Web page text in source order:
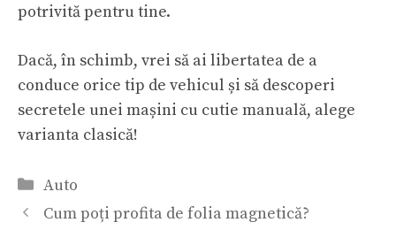
potrivită pentru tine.
Dacă, în schimb, vrei să ai libertatea de a
conduce orice tip de vehicul și să descoperi
secretele unei mașini cu cutie manuală, alege
varianta clasică!
Categorii
Auto
Cum poți profita de folia magnetică?